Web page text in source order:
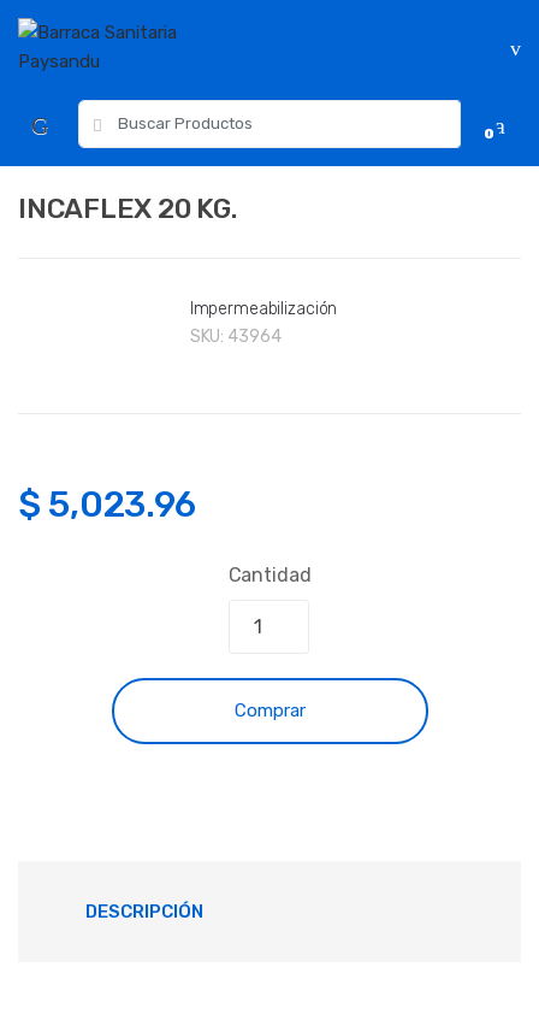
Skip
navigation
Skip
content
Resultados
para:
0
INCAFLEX 20 KG.
Impermeabilización
SKU: 43964
$ 5,023.96
Cantidad
Comprar
DESCRIPCIÓN